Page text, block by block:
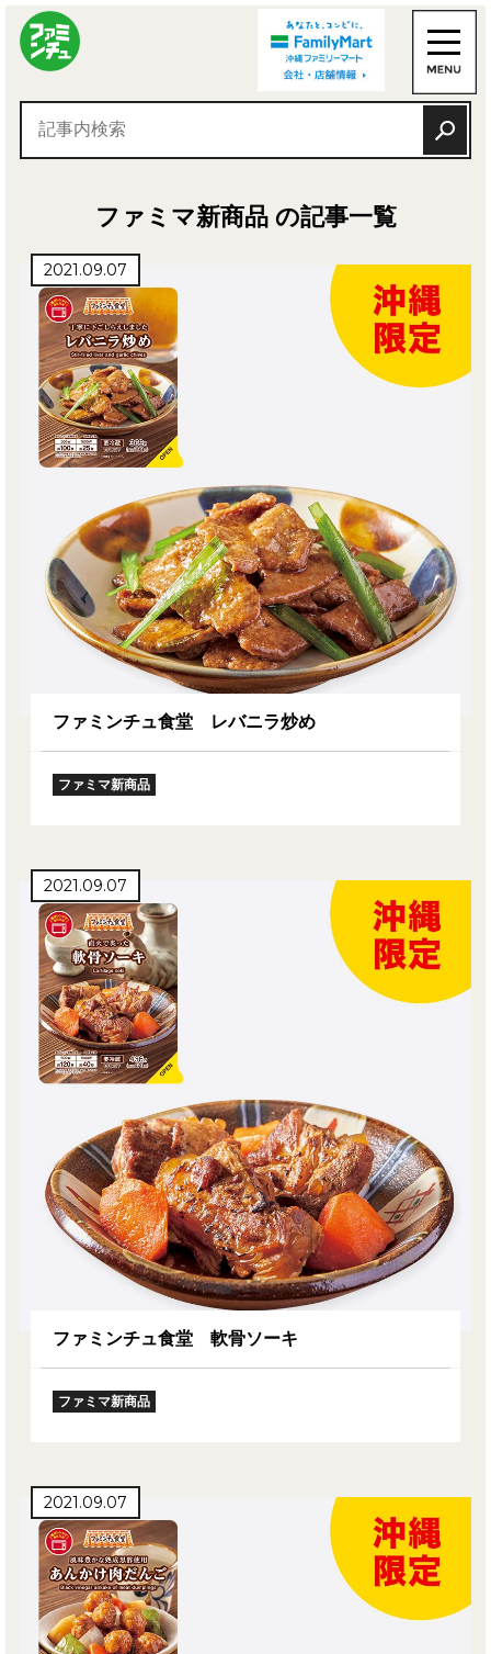
ファミマ新商品 の記事一覧
2021.09.07
ファミンチュ食堂 レバニラ炒め
ファミマ新商品
2021.09.07
ファミンチュ食堂 軟骨ソーキ
ファミマ新商品
2021.09.07